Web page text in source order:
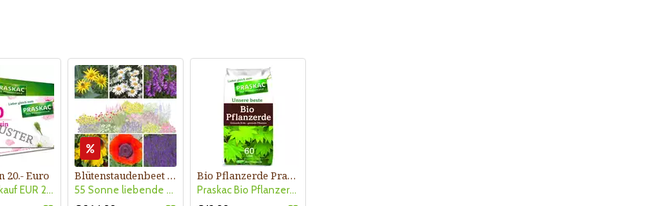
20.- Euro
Gutscheinkauf EUR 20.-
Blütenstaudenbeet Kollektion Nr. 504
55 Sonne liebende Stauden für 6 m² Beet mit Pflanzplan
Bio Pflanzerde Praskac
Praskac Bio Pflanzerde